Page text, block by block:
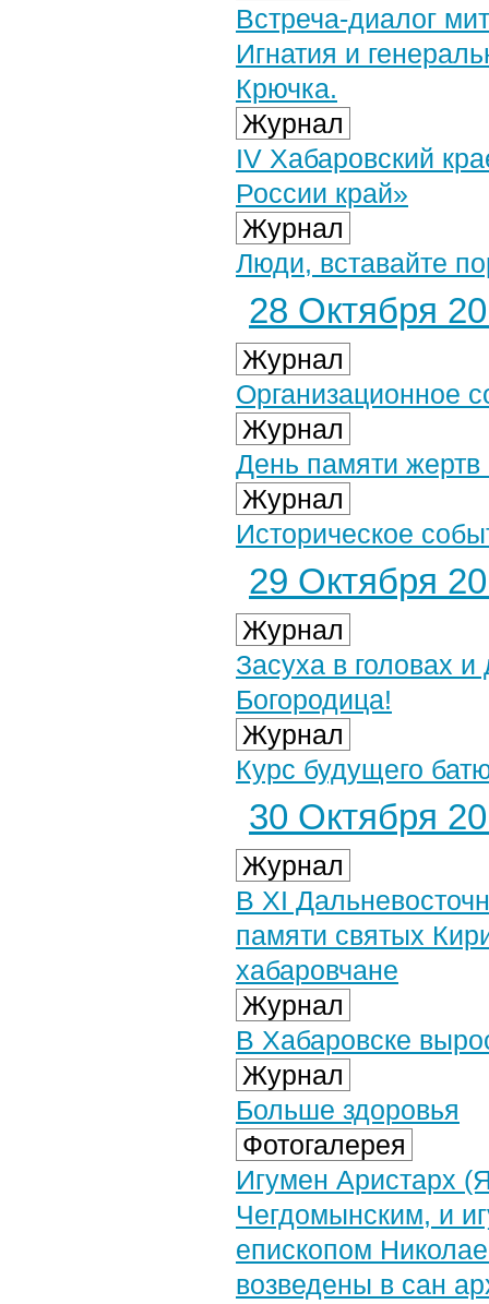
Встреча-диалог
Игнатия и
Крючка.
Журнал
IV Хабаровский
России край»
Журнал
Люди, вставайте
28 Октября
Журнал
Организационное
Журнал
День памяти жертв
Журнал
Историческое
29 Октября
Журнал
Засуха в головах
Богородица!
Журнал
Курс будущего
30 Октября
Журнал
В XI
памяти святых
хабаровчане
Журнал
В Хабаровске
Журнал
Больше здоровья
Фотогалерея
Игумен Аристарх
Чегдомынским, и
епископом
возведены в сан